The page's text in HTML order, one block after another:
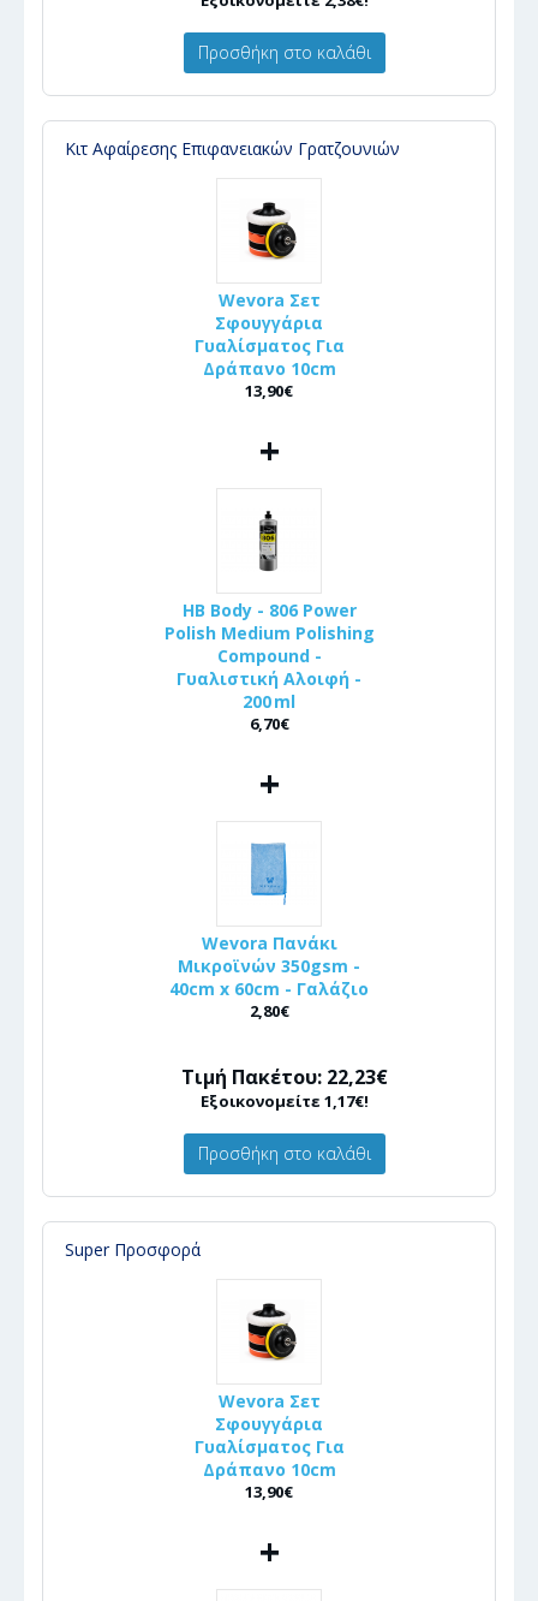
Προσθήκη στο καλάθι
Κιτ Αφαίρεσης Επιφανειακών Γρατζουνιών
Wevora Σετ
Σφουγγάρια
Γυαλίσματος Για
Δράπανο 10cm
13,90€
+
HB Body - 806 Power
Polish Medium Polishing
Compound -
Γυαλιστική Αλοιφή -
200 ml
6,70€
+
Wevora Πανάκι
Μικροϊνών 350gsm -
40cm x 60cm - Γαλάζιο
2,80€
Τιμή Πακέτου: 22,23€
Εξοικονομείτε 1,17€!
Προσθήκη στο καλάθι
Super Προσφορά
Wevora Σετ
Σφουγγάρια
Γυαλίσματος Για
Δράπανο 10cm
13,90€
+